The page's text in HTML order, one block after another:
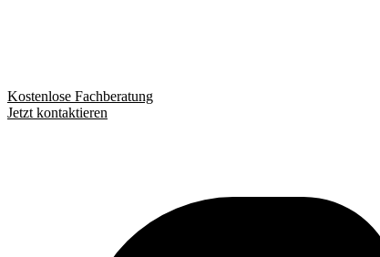
Kostenlose Fachberatung
Jetzt kontaktieren